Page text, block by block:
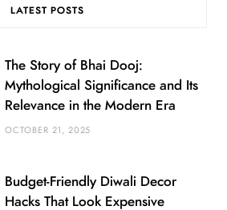
LATEST POSTS
The Story of Bhai Dooj:
Mythological Significance and Its
Relevance in the Modern Era
OCTOBER 21, 2025
Budget-Friendly Diwali Decor
Hacks That Look Expensive